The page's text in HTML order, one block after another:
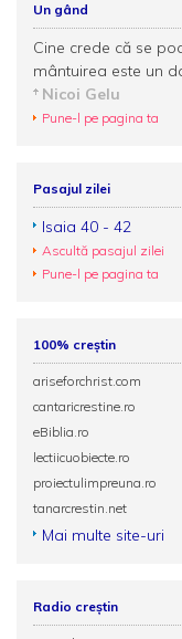
Un gând
Cine crede că se
mântuirea este un
Nicoi Gelu
Pune-l pe pagina ta
Pasajul zilei
Isaia 40 - 42
Ascultă pasajul zilei
Pune-l pe pagina ta
100% creștin
ariseforchrist.com
cantaricrestine.ro
eBiblia.ro
lectiicuobiecte.ro
proiectulimpreuna.ro
tanarcrestin.net
Mai multe site-uri
Radio creștin